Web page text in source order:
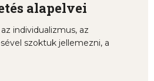
alapelvei
individualizmus, az
szoktuk jellemezni, a